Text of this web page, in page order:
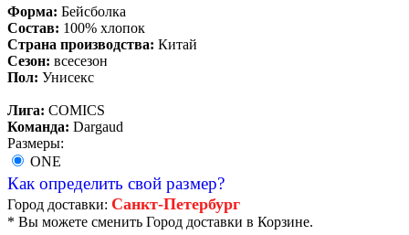
Форма: Бейсболка
Состав: 100% хлопок
Страна производства: Китай
Сезон: всесезон
Пол: Унисекс
Лига: COMICS
Команда: Dargaud
Размеры:
ONE
Как определить свой размер?
Город доставки: Санкт-Петербург
* Вы можете сменить Город доставки в Корзине.